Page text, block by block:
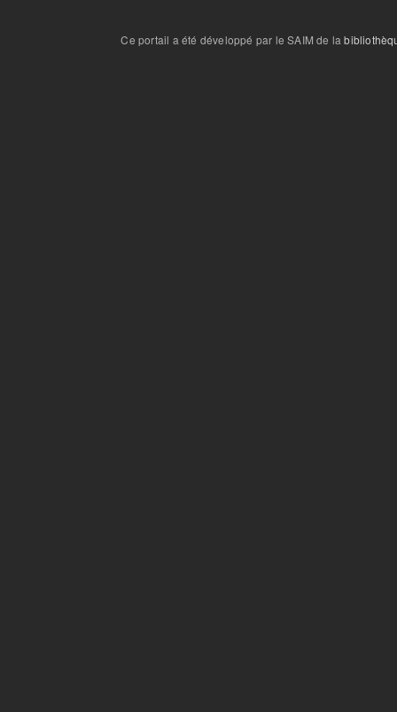
Ce portail a été développé par le SAIM de la